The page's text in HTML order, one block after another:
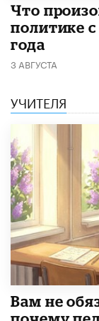
​Что
политике
года
3 АВГУСТА
УЧИТЕЛЯ
​Вам не